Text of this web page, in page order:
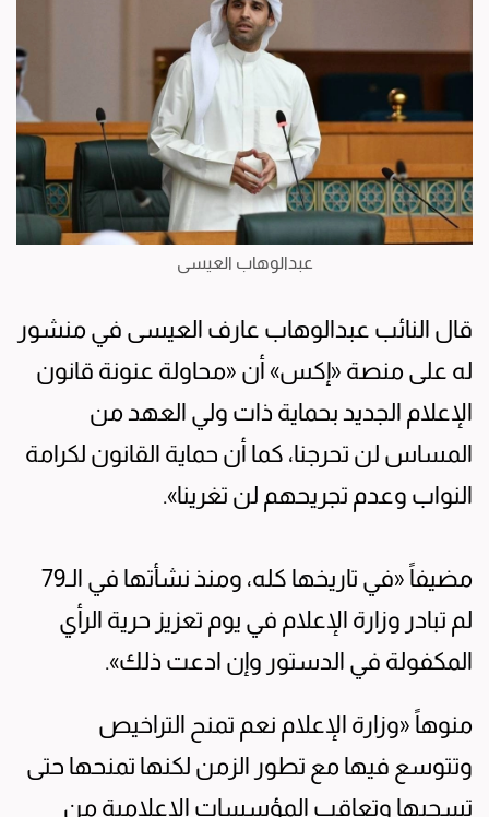
عبدالوهاب العيسى
قال النائب عبدالوهاب عارف العيسى في منشور
له على منصة «إكس» أن «محاولة عنونة قانون
الإعلام الجديد بحماية ذات ولي العهد من
المساس لن تحرجنا، كما أن حماية القانون لكرامة
النواب وعدم تجريحهم لن تغرينا».
مضيفاً «في تاريخها كله، ومنذ نشأتها في الـ79
لم تبادر وزارة الإعلام في يوم تعزيز حرية الرأي
المكفولة في الدستور وإن ادعت ذلك».
منوهاً «وزارة الإعلام نعم تمنح التراخيص
وتتوسع فيها مع تطور الزمن لكنها تمنحها حتى
تسحبها وتعاقب المؤسسات الإعلامية من